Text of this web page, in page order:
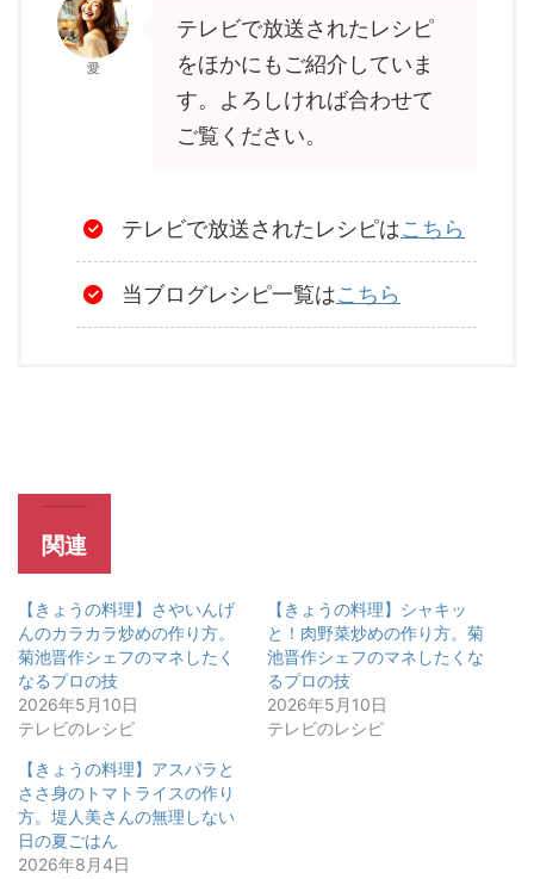
愛
テレビで放送されたレシピ
をほかにもご紹介していま
す。よろしければ合わせて
ご覧ください。
テレビで放送されたレシピはこちら
当ブログレシピ一覧はこちら
関連
【きょうの料理】さやいんげ
んのカラカラ炒めの作り方。
菊池晋作シェフのマネしたく
なるプロの技
2026年5月10日
テレビのレシピ
【きょうの料理】シャキッ
と！肉野菜炒めの作り方。菊
池晋作シェフのマネしたくな
るプロの技
2026年5月10日
テレビのレシピ
【きょうの料理】アスパラと
ささ身のトマトライスの作り
方。堤人美さんの無理しない
日の夏ごはん
2026年8月4日